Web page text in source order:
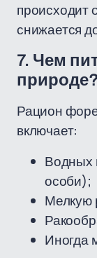
происходит
снижается
7. Чем
природе?
Рацион
включает:
Водных
особи);
Мелкую
Иногда